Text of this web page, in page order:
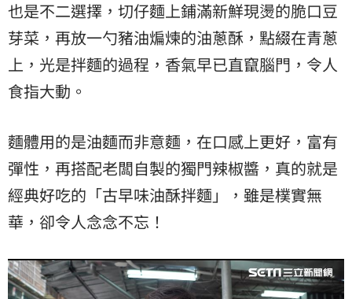
也是不二選擇，切仔麵上鋪滿新鮮現燙的脆口豆
芽菜，再放一勺豬油煸煉的油蔥酥，點綴在青蔥
上，光是拌麵的過程，香氣早已直竄腦門，令人
食指大動。
麵體用的是油麵而非意麵，在口感上更好，富有
彈性，再搭配老闆自製的獨門辣椒醬，真的就是
經典好吃的「古早味油酥拌麵」，雖是樸實無
華，卻令人念念不忘！